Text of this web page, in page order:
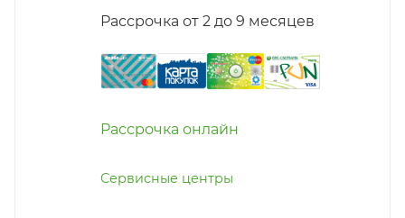
Рассрочка от 2 до 9 месяцев
Рассрочка онлайн
Сервисные центры